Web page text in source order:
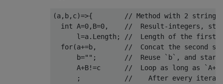
(a, b, c)=>{
// Method with 2 string
int A=0, B=0,
//  Result-integers,
      l
=a. Length ;
//  Length of the first
for(a+=b,
//  Concat the second
      b
="" ;
//  Reuse `b`, and
      A
+B!=c
//  Loop as long as
;
//    After every